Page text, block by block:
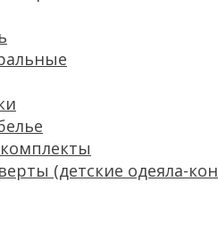
(детские одеяла-